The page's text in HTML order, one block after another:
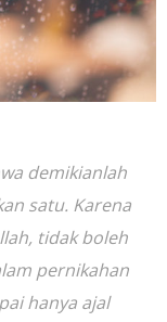
demikianlah
satu. Karena
tidak boleh
pernikahan
hanya ajal